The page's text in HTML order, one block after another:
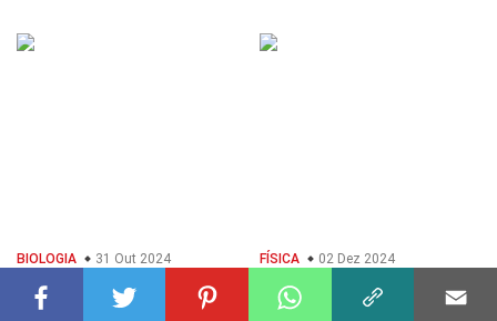
BIOLOGIA 31 Out 2024
27 Fatos Sobre Fase
FÍSICA 02 Dez 2024
35 Fatos Sobre
Energia Potencial